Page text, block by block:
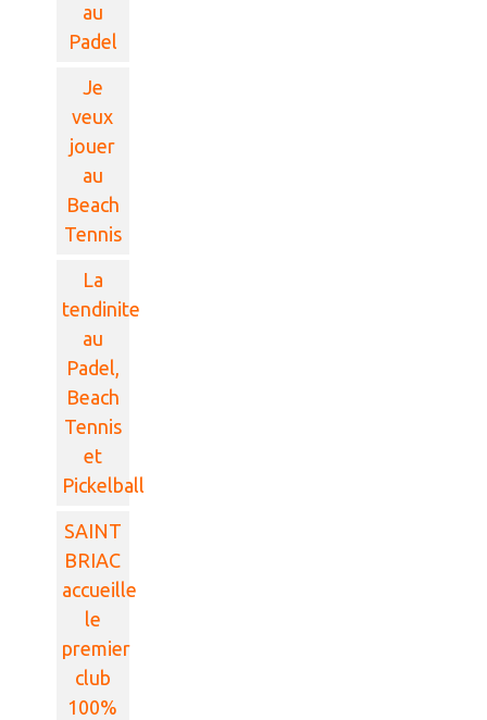
au
Padel
Je
veux
jouer
au
Beach
Tennis
La
tendinite
au
Padel,
Beach
Tennis
et
Pickelball
SAINT
BRIAC
accueille
le
premier
club
100%